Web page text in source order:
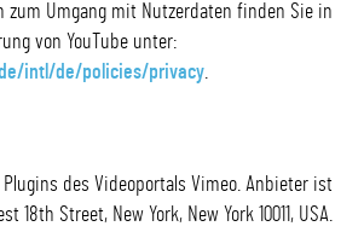
zum Umgang mit Nutzerdaten finden Sie in
von YouTube unter:
intl/de/policies/privacy.
des Videoportals Vimeo. Anbieter ist
18th Street, New York, New York 10011, USA.